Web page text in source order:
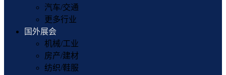
汽车/交通
更多行业
国外展会
机械/工业
房产/建材
纺织/鞋服